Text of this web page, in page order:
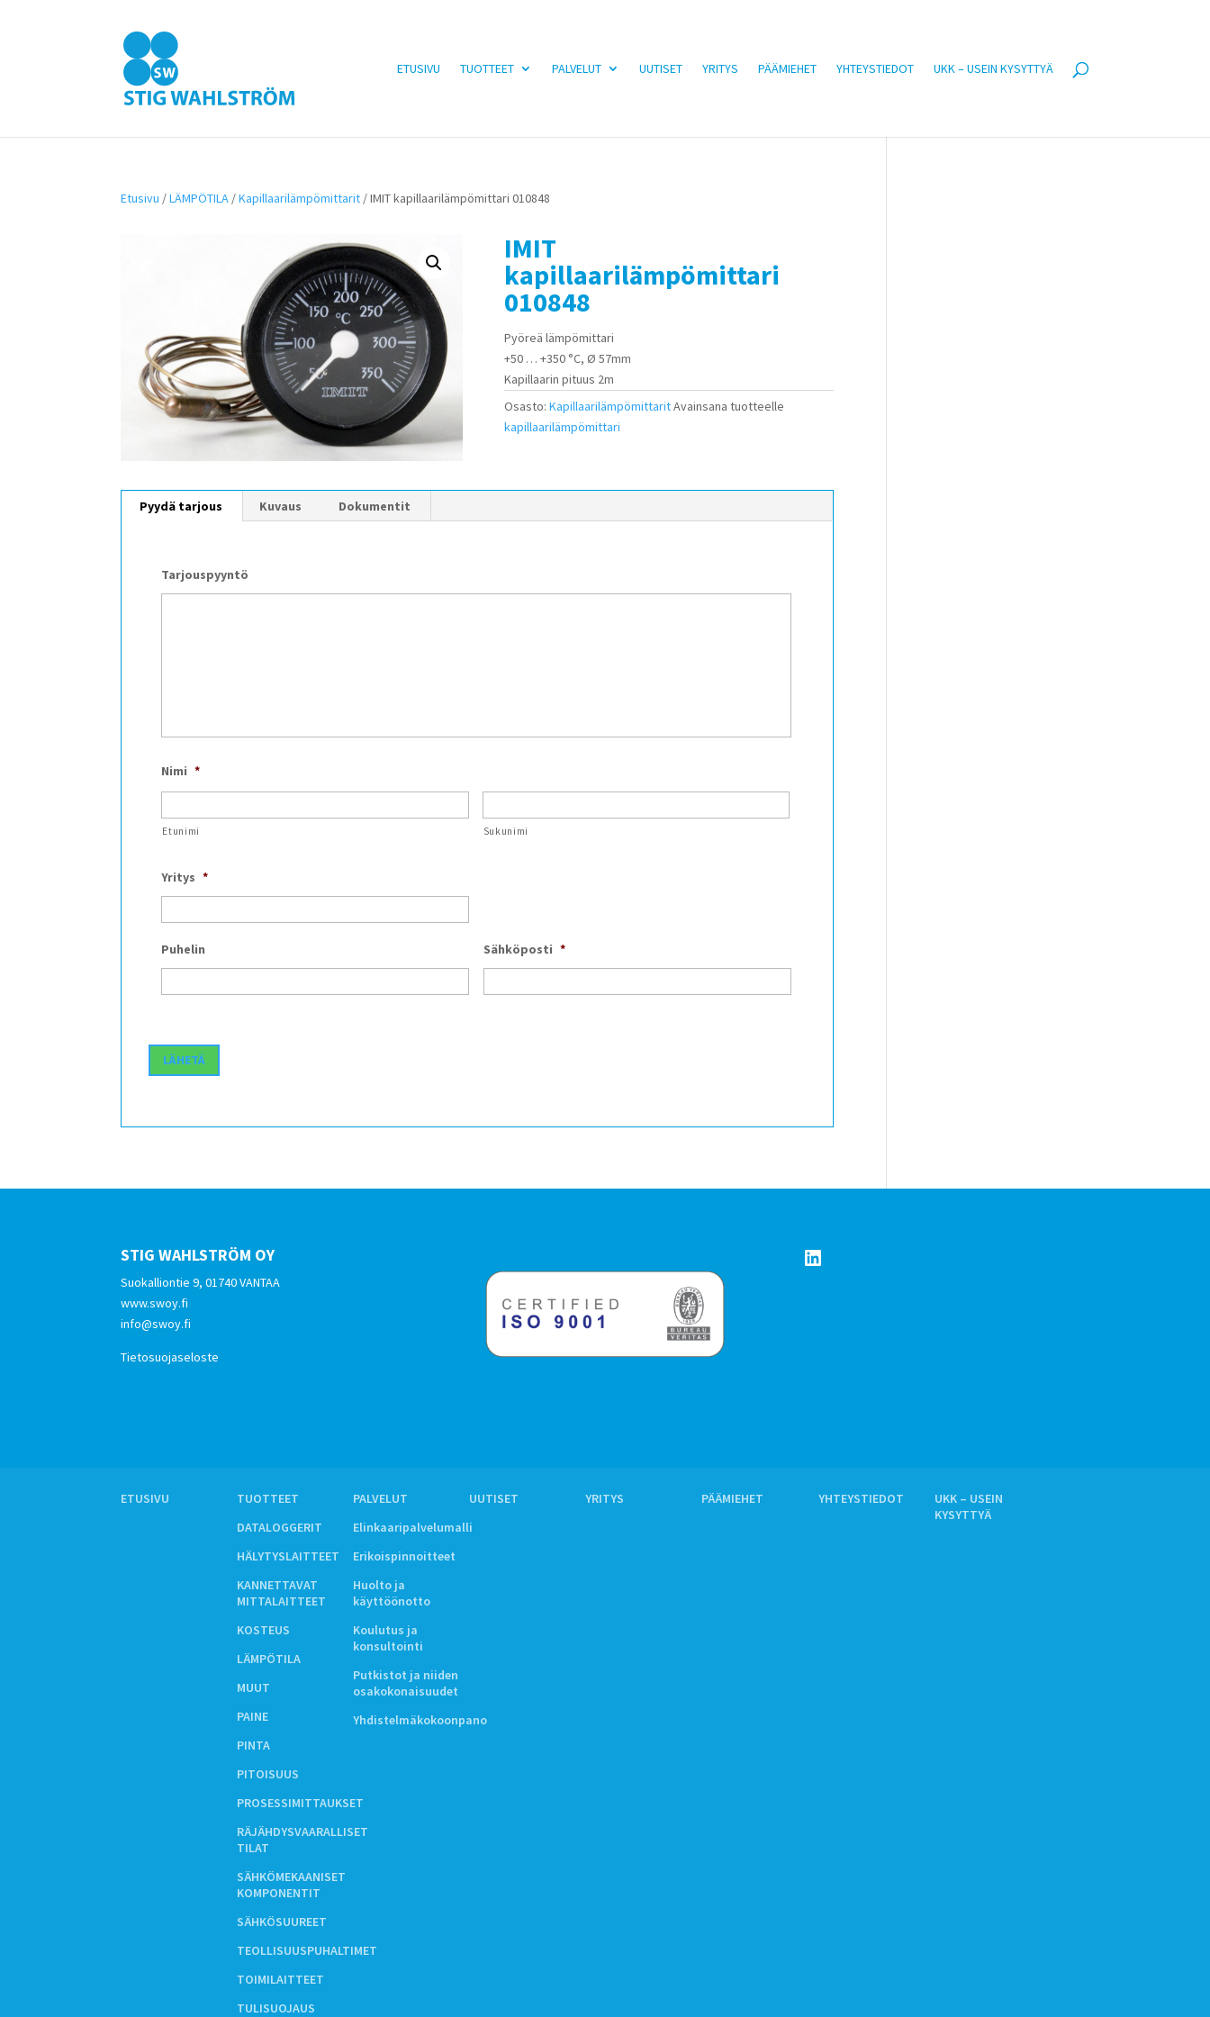
ETUSIVU TUOTTEET PALVELUT UUTISET YRITYS PÄÄMIEHET YHTEYSTIEDOT UKK – USEIN KYSYTTYÄ
Etusivu /LÄMPÖTILA /Kapillaarilämpömittarit / IMIT kapillaarilämpömittari 010848
IMIT
kapillaarilämpömittari
010848
Pyöreä lämpömittari
+50 … +350 °C, Ø 57mm
Kapillaarin pituus 2m
Osasto:KapillaarilämpömittaritAvainsana tuotteelle
kapillaarilämpömittari
Pyydä tarjous Kuvaus Dokumentit
Tarjouspyyntö
Nimi *
Etunimi Sukunimi
Yritys *
Puhelin Sähköposti *
STIG WAHLSTRÖM OY
Suokalliontie 9, 01740 VANTAA
www.swoy.fi
info@swoy.fi
Tietosuojaseloste
LinkedIn
ETUSIVU
TUOTTEET
DATALOGGERIT
HÄLYTYSLAITTEET
KANNETTAVAT
MITTALAITTEET
KOSTEUS
LÄMPÖTILA
MUUT
PAINE
PINTA
PITOISUUS
PROSESSIMITTAUKSET
RÄJÄHDYSVAARALLISET
TILAT
SÄHKÖMEKAANISET
KOMPONENTIT
SÄHKÖSUUREET
TEOLLISUUSPUHALTIMET
TOIMILAITTEET
TULISUOJAUS
PALVELUT
Elinkaaripalvelumalli
Erikoispinnoitteet
Huolto ja
käyttöönotto
Koulutus ja
konsultointi
Putkistot ja niiden
osakokonaisuudet
Yhdistelmäkokoonpano
UUTISET YRITYS PÄÄMIEHET YHTEYSTIEDOT
UKK – USEIN
KYSYTTYÄ